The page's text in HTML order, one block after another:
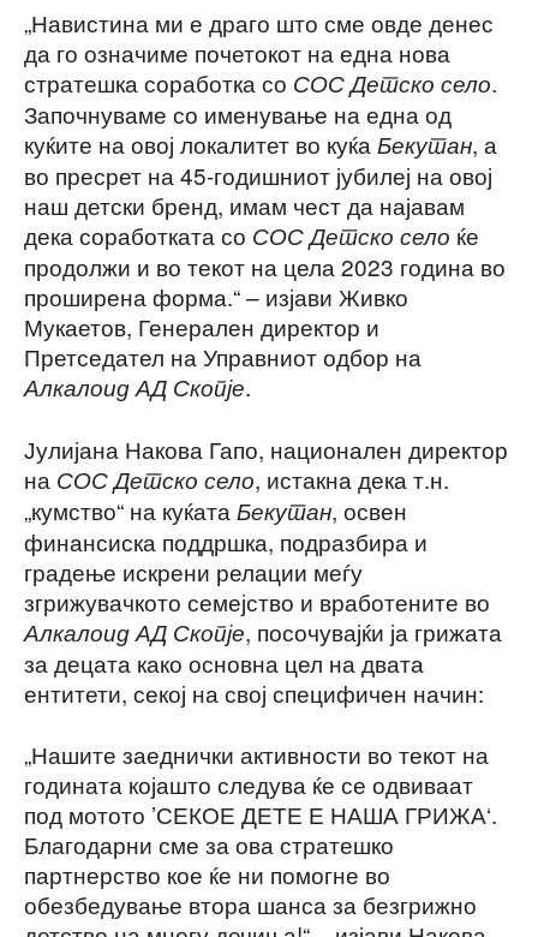
„Навистина ми е драго што сме овде денес
да го означиме почетокот на една нова
стратешка соработка со СОС Детско село.
Започнуваме со именување на една од
куќите на овој локалитет во куќа Бекутан, а
во пресрет на 45-годишниот јубилеј на овој
наш детски бренд, имам чест да најавам
дека соработката со СОС Детско село ќе
продолжи и во текот на цела 2023 година во
проширена форма.“ – изјави Живко
Мукаетов, Генерален директор и
Претседател на Управниот одбор на
Алкалоид АД Скопје.
Јулијана Накова Гапо, национален директор
на СОС Детско село, истакна дека т.н.
„кумство“ на куќата Бекутан, освен
финансиска поддршка, подразбира и
градење искрени релации меѓу
згрижувачкото семејство и вработените во
Алкалоид АД Скопје, посочувајќи ја грижата
за децата како основна цел на двата
ентитети, секој на свој специфичен начин:
„Нашите заеднички активности во текот на
годината којашто следува ќе се одвиваат
под мотото ’СЕКОЕ ДЕТЕ Е НАША ГРИЖА‘.
Благодарни сме за ова стратешко
партнерство кое ќе ни помогне во
обезбедување втора шанса за безгрижно